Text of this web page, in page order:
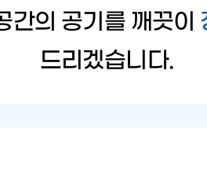
간의 공기를 깨끗이
드리겠습니다.